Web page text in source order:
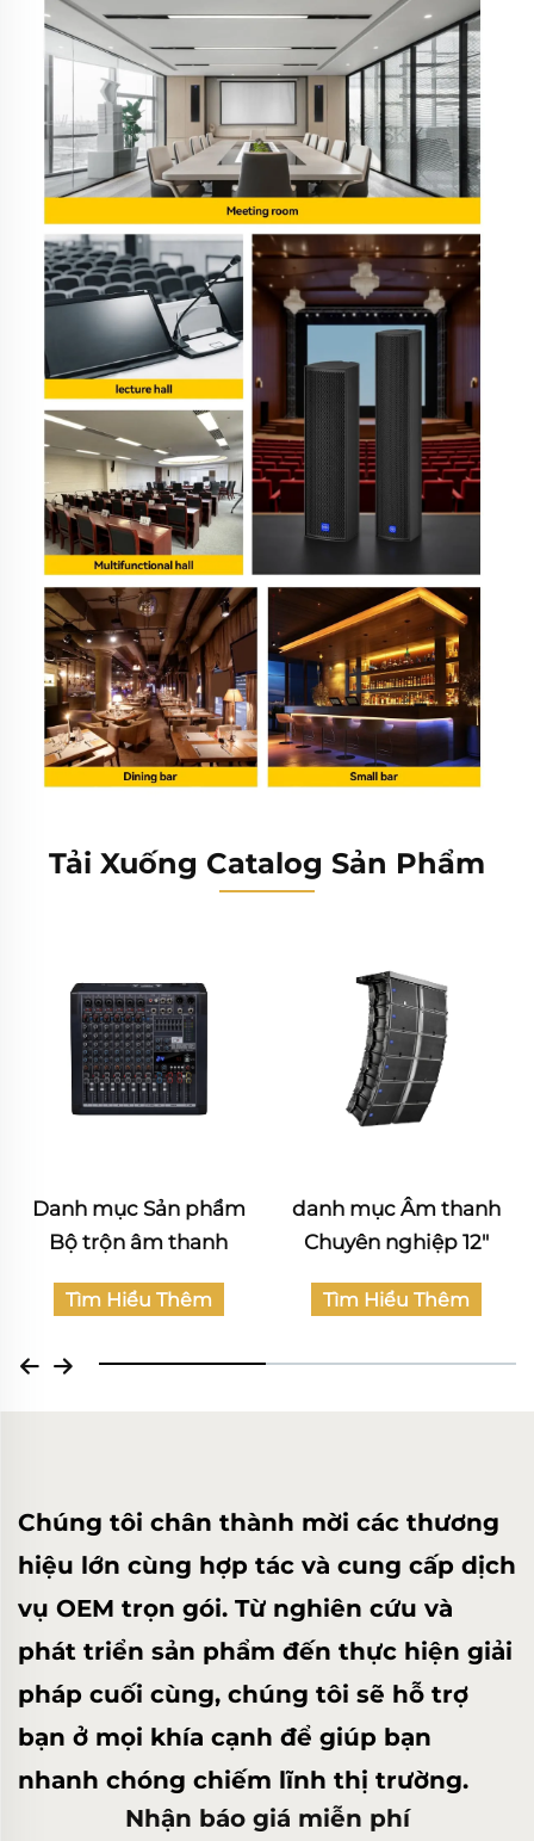
Tải Xuống Catalog Sản Phẩm
danh mục Âm thanh
Chuyên nghiệp 12"
Tìm Hiểu Thêm
Katalog sản phẩm Âm
thanh Dân dụng
Tìm Hiểu Thêm
Chúng tôi chân thành mời các thương
hiệu lớn cùng hợp tác và cung cấp dịch
vụ OEM trọn gói. Từ nghiên cứu và
phát triển sản phẩm đến thực hiện giải
pháp cuối cùng, chúng tôi sẽ hỗ trợ
bạn ở mọi khía cạnh để giúp bạn
nhanh chóng chiếm lĩnh thị trường.
Nhận báo giá miễn phí